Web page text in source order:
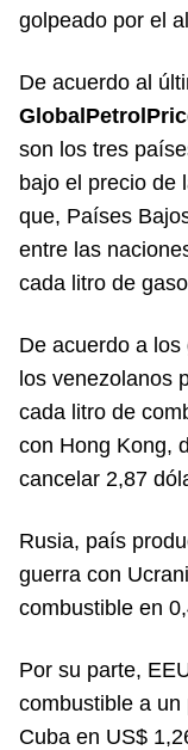
golpeado por el
De acuerdo al
son los tres
bajo el precio de
que, Países
entre las
cada litro de
De acuerdo a
los venezolanos
cada litro de
con Hong Kong,
cancelar 2,87
Rusia, país
guerra con
combustible en
Por su parte,
combustible a
Cuba en US$